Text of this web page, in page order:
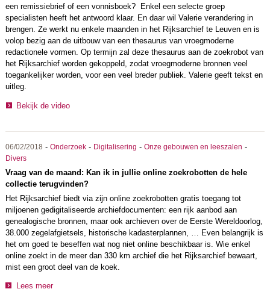
een remissiebrief of een vonnisboek? Enkel een selecte groep
specialisten heeft het antwoord klaar. En daar wil Valerie verandering in
brengen. Ze werkt nu enkele maanden in het Rijksarchief te Leuven en is
volop bezig aan de uitbouw van een thesaurus van vroegmoderne
redactionele vormen. Op termijn zal deze thesaurus aan de zoekrobot van
het Rijksarchief worden gekoppeld, zodat vroegmoderne bronnen veel
toegankelijker worden, voor een veel breder publiek. Valerie geeft tekst en
uitleg.
Bekijk de video
06/02/2018 - Onderzoek- Digitalisering - Onze gebouwen en leeszalen -
Divers
Vraag van de maand: Kan ik in jullie online zoekrobotten de hele
collectie terugvinden?
Het Rijksarchief biedt via zijn online zoekrobotten gratis toegang tot
miljoenen gedigitaliseerde archiefdocumenten: een rijk aanbod aan
genealogische bronnen, maar ook archieven over de Eerste Wereldoorlog,
38.000 zegelafgietsels, historische kadasterplannen, … Even belangrijk is
het om goed te beseffen wat nog niet online beschikbaar is. Wie enkel
online zoekt in de meer dan 330 km archief die het Rijksarchief bewaart,
mist een groot deel van de koek.
Lees meer